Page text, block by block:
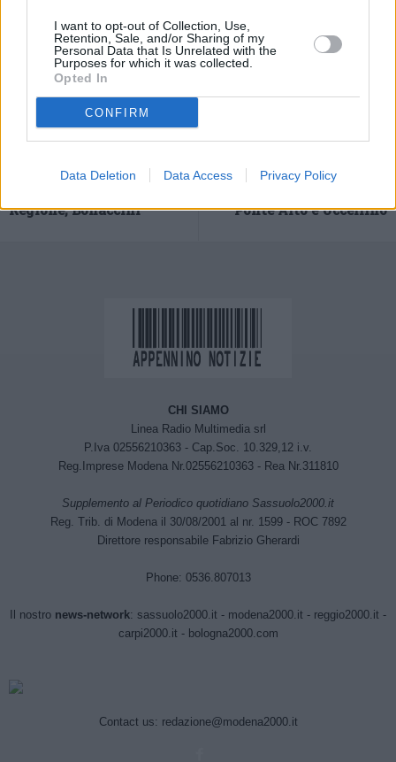
I want to opt-out of Collection, Use,
Retention, Sale, and/or Sharing of my
Personal Data that Is Unrelated with the
Purposes for which it was collected.
Opted In
CONFIRM
Data Deletion Data Access Privacy Policy
Fine vita, dichiarazione
Regione, Bonaccini
Maltempo, a Modena
Ponte Alto e Uccellino
CHI SIAMO
Linea Radio Multimedia srl
P.Iva 02556210363 - Cap.Soc. 10.329,12 i.v.
Reg.Imprese Modena Nr.02556210363 - Rea Nr.311810
Supplemento al Periodico quotidiano Sassuolo2000.it
Reg. Trib. di Modena il 30/08/2001 al nr. 1599 - ROC 7892
Direttore responsabile Fabrizio Gherardi
Phone: 0536.807013
Il nostro news-network: sassuolo2000.it - modena2000.it - reggio2000.it -
carpi2000.it - bologna2000.com
Contact us: redazione@modena2000.it